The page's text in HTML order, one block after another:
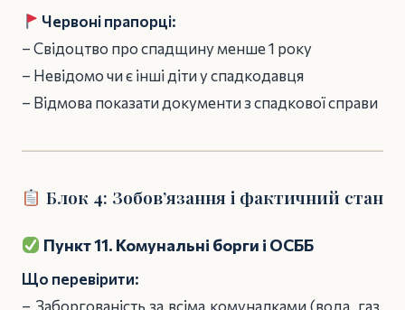
Червоні прапорці:
– Свідоцтво про спадщину менше 1 року
– Невідомо чи є інші діти у спадкодавця
– Відмова показати документи з спадкової справи
Блок 4: Зобов’язання і фактичний стан
Пункт 11. Комунальні борги і ОСББ
Що перевірити:
– Заборгованість за всіма комуналками (вода, газ,